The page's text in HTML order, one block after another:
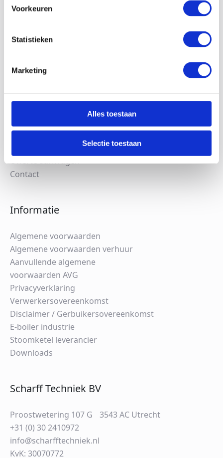
Voorkeuren
Statistieken
Marketing
Alles toestaan
Selectie toestaan
Elektrische stoomketels
Clean Steam
Offerte aanvragen
Contact
Informatie
Algemene voorwaarden
Algemene voorwaarden verhuur
Aanvullende algemene
voorwaarden AVG
Privacyverklaring
Verwerkersovereenkomst
Disclaimer / Gerbuikersovereenkomst
E-boiler industrie
Stoomketel leverancier
Downloads
Scharff Techniek BV
Proostwetering 107 G 3543 AC Utrecht
+31 (0) 30 2410972
info@scharfftechniek.nl
KvK: 30070772